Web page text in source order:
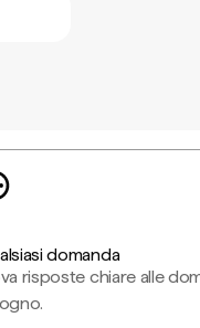
domanda
risposte chiare alle